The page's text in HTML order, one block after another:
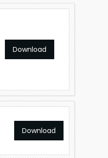
Download
Download